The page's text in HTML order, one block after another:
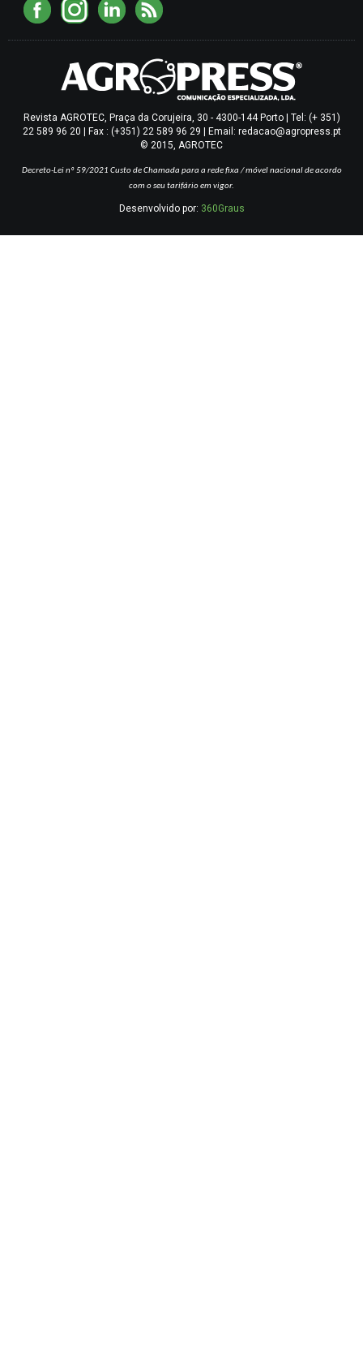
Revista AGROTEC, Praça da Corujeira, 30 - 4300-144 Porto | Tel: (+ 351)
22 589 96 20 | Fax : (+351) 22 589 96 29 | Email: redacao@agropress.pt
© 2015, AGROTEC
Decreto-Lei nº 59/2021 Custo de Chamada para a rede fixa / móvel nacional de acordo
com o seu tarifário em vigor.
Desenvolvido por: 360Graus